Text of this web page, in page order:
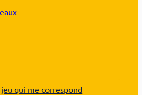
qui me correspond